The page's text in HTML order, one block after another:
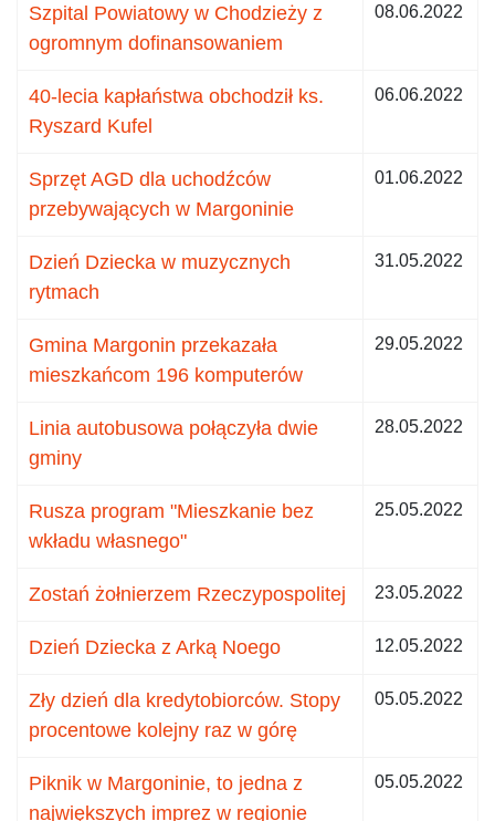
Szpital Powiatowy w Chodzieży z
ogromnym dofinansowaniem
08.06.2022
40-lecia kapłaństwa obchodził ks.
Ryszard Kufel
06.06.2022
Sprzęt AGD dla uchodźców
przebywających w Margoninie
01.06.2022
Dzień Dziecka w muzycznych
rytmach
31.05.2022
Gmina Margonin przekazała
mieszkańcom 196 komputerów
29.05.2022
Linia autobusowa połączyła dwie
gminy
28.05.2022
Rusza program "Mieszkanie bez
wkładu własnego"
25.05.2022
Zostań żołnierzem Rzeczypospolitej 23.05.2022
Dzień Dziecka z Arką Noego 12.05.2022
Zły dzień dla kredytobiorców. Stopy
procentowe kolejny raz w górę
05.05.2022
Piknik w Margoninie, to jedna z
największych imprez w regionie
05.05.2022